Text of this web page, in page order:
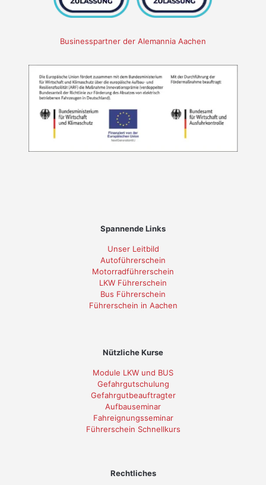
Businesspartner der Alemannia Aachen
Spannende Links
Unser Leitbild
Autoführerschein
Motorradführerschein
LKW Führerschein
Bus Führerschein
Führerschein in Aachen
Nützliche Kurse
Module LKW und BUS
Gefahrgutschulung
Gefahrgutbeauftragter
Aufbauseminar
Fahreignungsseminar
Führerschein Schnellkurs
Rechtliches